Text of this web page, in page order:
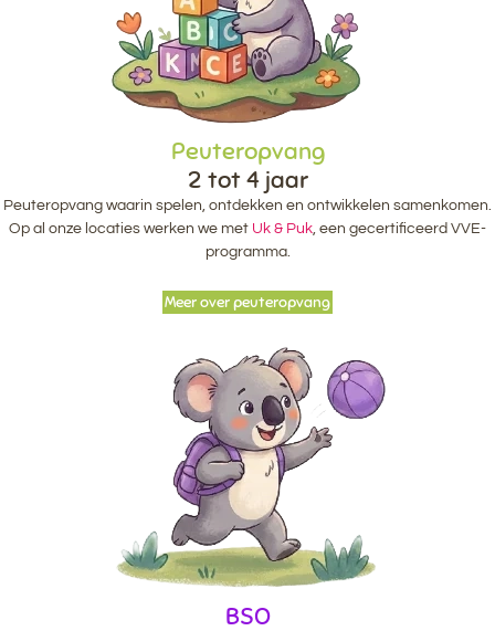
Peuteropvang
2 tot 4 jaar
Peuteropvang waarin spelen, ontdekken en ontwikkelen samenkomen.
Op al onze locaties werken we met Uk & Puk, een gecertificeerd VVE-
programma.
Meer over peuteropvang
BSO